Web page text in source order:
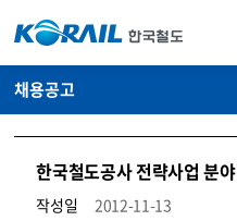
채용공고
한국철도공사 전략사업 분
작성일
2012-11-13